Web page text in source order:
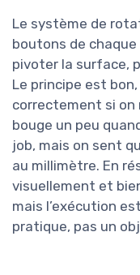
Le système de
boutons de
pivoter la surface,
Le principe est
correctement si on
bouge un peu
job, mais on sent
au millimètre. En
visuellement et
mais l’exécution
pratique, pas un